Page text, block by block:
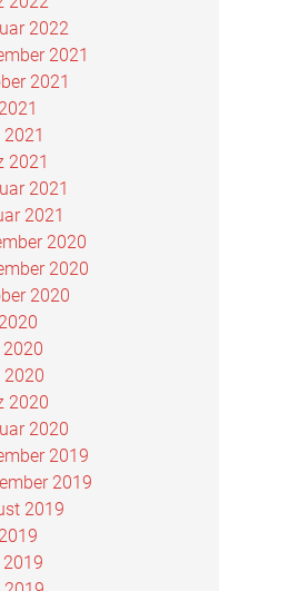
2022
2021
2021
2021
2021
2021
2020
2020
2020
2020
2020
2020
2019
2019
2019